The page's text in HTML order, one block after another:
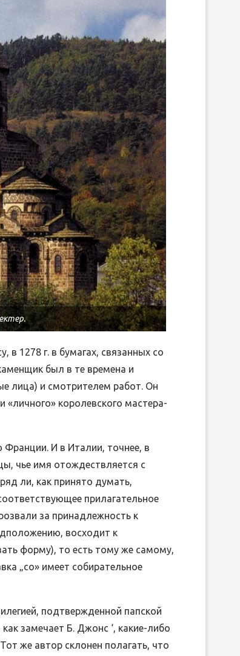
в 1278 г. в бумагах, связанных со
был в те времена и
лица) и смотрителем работ. Он
королевского мастера-
Франции. И в Италии, точнее, в
чье имя отождествляется с
ли, как принято думать,
прилагательное
за принадлежность к
восходит к
форму), то есть тому же самому,
„со» имеет собирательное
подтвержденной папской
замечает Б. Джонс ‘, какие-либо
же автор склонен полагать, что